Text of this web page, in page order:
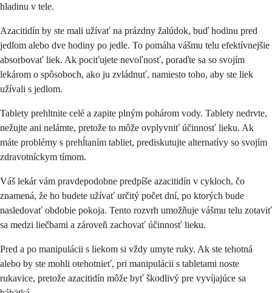
hladinu v tele.
Azacitidín by ste mali užívať na prázdny žalúdok, buď hodinu pred
jedlom alebo dve hodiny po jedle. To pomáha vášmu telu efektívnejšie
absorbovať liek. Ak pociťujete nevoľnosť, poraďte sa so svojím
lekárom o spôsoboch, ako ju zvládnuť, namiesto toho, aby ste liek
užívali s jedlom.
Tablety prehltnite celé a zapite plným pohárom vody. Tablety nedrvte,
nežujte ani nelámte, pretože to môže ovplyvniť účinnosť lieku. Ak
máte problémy s prehĺtaním tabliet, prediskutujte alternatívy so svojím
zdravotníckym tímom.
Váš lekár vám pravdepodobne predpíše azacitidín v cykloch, čo
znamená, že ho budete užívať určitý počet dní, po ktorých bude
nasledovať obdobie pokoja. Tento rozvrh umožňuje vášmu telu zotaviť
sa medzi liečbami a zároveň zachovať účinnosť lieku.
Pred a po manipulácii s liekom si vždy umyte ruky. Ak ste tehotná
alebo by ste mohli otehotnieť, pri manipulácii s tabletami noste
rukavice, pretože azacitidín môže byť škodlivý pre vyvíjajúce sa